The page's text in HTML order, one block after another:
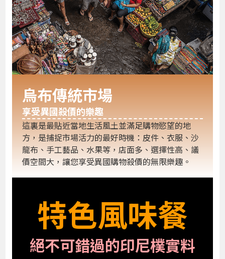
烏布傳統市場
享受異國殺價的樂趣
這裏是最貼近當地生活風土並滿足購物慾望的地
方，是捕捉市場活力的最好時機：皮件、衣服、沙
龍布、手工藝品、水果等，店面多、選擇性高、議
價空間大，讓您享受異國購物殺價的無限樂趣。
特色風味餐
絕不可錯過的印尼樸實料